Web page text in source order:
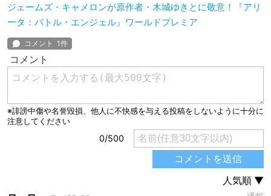
ジェームズ・キャメロンが原作者・木城ゆきとに敬意！『アリ
ータ：バトル・エンジェル』ワールドプレミア